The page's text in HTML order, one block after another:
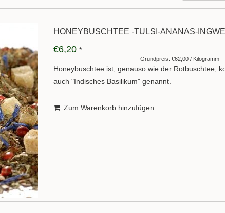
HONEYBUSCHTEE -TULSI-ANANAS-
€6,20 *
Grundpreis: €62,00 / Kilogramm
Honeybuschtee ist, genauso wie der Rotbuschtee,
auch "Indisches Basilikum" genannt.
Zum Warenkorb hinzufügen